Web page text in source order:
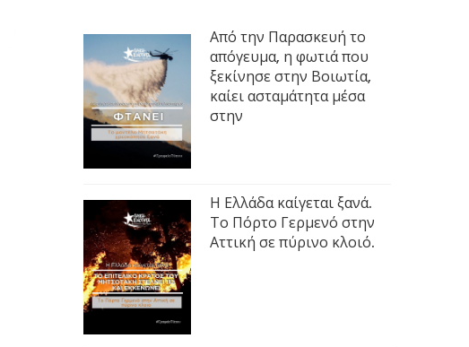
Από την Παρασκευή το
απόγευμα, η φωτιά που
ξεκίνησε στην Βοιωτία,
καίει ασταμάτητα μέσα
στην
Η Ελλάδα καίγεται ξανά.
Το Πόρτο Γερμενό στην
Αττική σε πύρινο κλοιό.